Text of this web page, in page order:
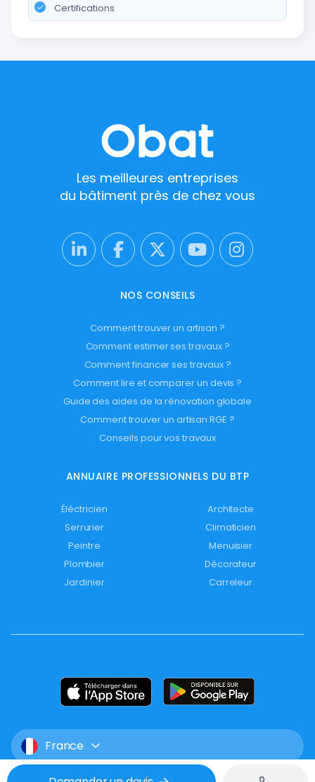
Certifications
Les meilleures entreprises
du bâtiment près de chez vous
NOS CONSEILS
Comment trouver un artisan ?
Comment estimer ses travaux ?
Comment financer ses travaux ?
Comment lire et comparer un devis ?
Guide des aides de la rénovation globale
Comment trouver un artisan RGE ?
Conseils pour vos travaux
ANNUAIRE PROFESSIONNELS DU BTP
Éléctricien
Architecte
Serrurier
Climaticien
Peintre
Menuisier
Plombier
Décorateur
Jardinier
Carreleur
France